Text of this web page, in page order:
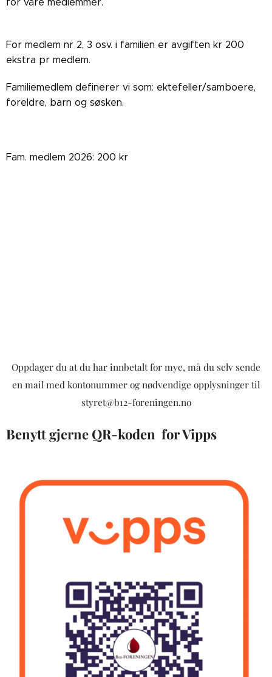
For medlem nr 2, 3 osv. i familien er avgiften kr 200
ekstra pr medlem.
Familiemedlem definerer vi som: ektefeller/samboere,
foreldre, barn og søsken.
Fam. medlem 2026: 200 kr
Oppdager du at du har innbetalt for mye, må du selv sende
en mail med kontonummer og nødvendige opplysninger til
styret@b12-foreningen.no
Benytt gjerne QR-koden for Vipps